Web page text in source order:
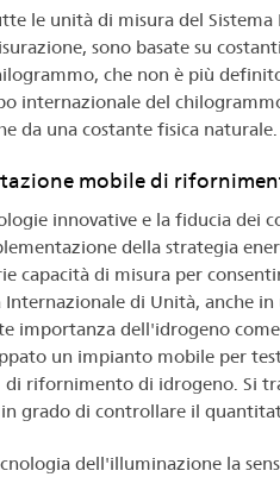
le unità di misura del
sono basate su
che non è più
internazionale del
da una costante fisica naturale.
mobile di
innovative e la fiducia dei
della strategia
capacità di misura per
Internazionale di Unità, anche
importanza dell'idrogeno
un impianto mobile per
di rifornimento di idrogeno. Si
grado di controllare il
dell'illuminazione la